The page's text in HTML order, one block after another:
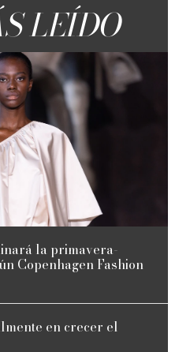
LEÍDO
la primavera-
Copenhagen Fashion
en crecer el